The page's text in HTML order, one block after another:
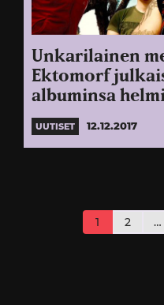
Unkarilainen
Ektomorf
albuminsa
UUTISET 12.12.2017
sivutus
1 2 …